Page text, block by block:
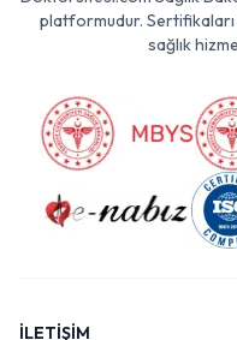
platformudur. Sertifikaları
sağlık
İLETİŞİM